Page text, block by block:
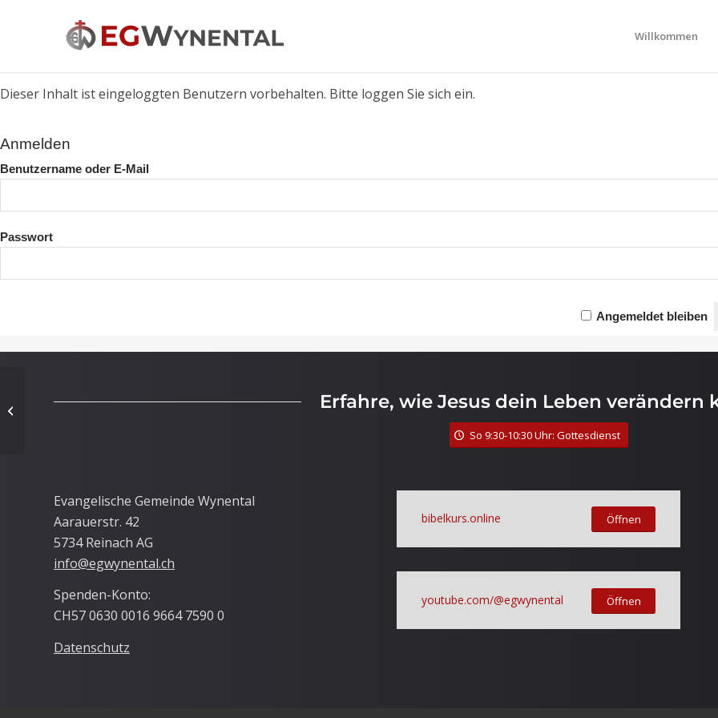
Willkommen
Dieser Inhalt ist eingeloggten Benutzern vorbehalten. Bitte loggen Sie sich ein.
Anmelden
Benutzername oder E-Mail
Passwort
Angemeldet bleiben
Erfahre, wie Jesus dein Leben verändern
So 9:30-10:30 Uhr: Gottesdienst
Evangelische Gemeinde Wynental
Aarauerstr. 42
5734 Reinach AG
info@egwynental.ch
Spenden-Konto:
CH57 0630 0016 9664 7590 0
Datenschutz
bibelkurs.online Öffnen
youtube.com/@egwynental Öffnen
Seniorenweihnacht